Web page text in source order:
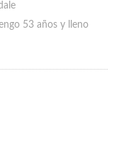
53 años y lleno